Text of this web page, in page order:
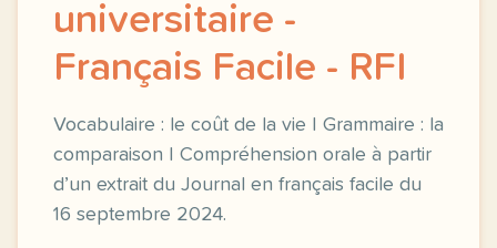
universitaire -
Français Facile - RFI
Vocabulaire : le coût de la vie | Grammaire : la
comparaison | Compréhension orale à partir
d’un extrait du Journal en français facile du
16 septembre 2024.